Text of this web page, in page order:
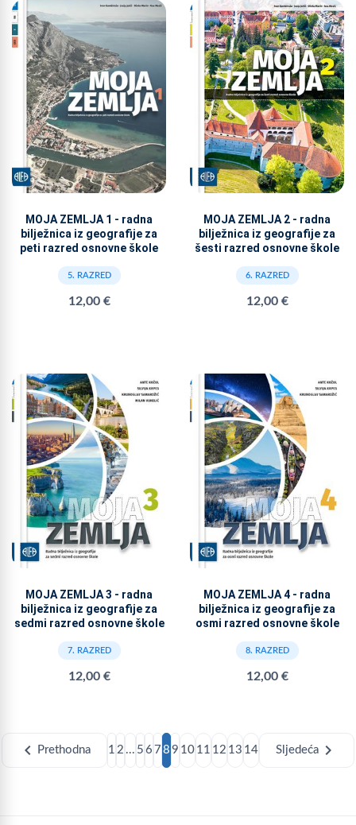
MOJA ZEMLJA 1 - radna
bilježnica iz geografije za
peti razred osnovne škole
5. RAZRED
12,00 €
MOJA ZEMLJA 2 - radna
bilježnica iz geografije za
šesti razred osnovne škole
6. RAZRED
12,00 €
MOJA ZEMLJA 3 - radna
bilježnica iz geografije za
sedmi razred osnovne škole
7. RAZRED
12,00 €
MOJA ZEMLJA 4 - radna
bilježnica iz geografije za
osmi razred osnovne škole
8. RAZRED
12,00 €
chevron_left Prethodna 1 2 ... 5 6 7 8 9 10 11 12 13 14 Sljedeća chevron_right